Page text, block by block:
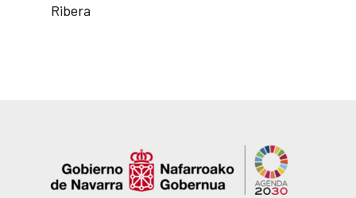
Ribera